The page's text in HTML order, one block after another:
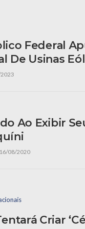
Federal
De Usinas
Ao Exibir
16/08/2020
Criar